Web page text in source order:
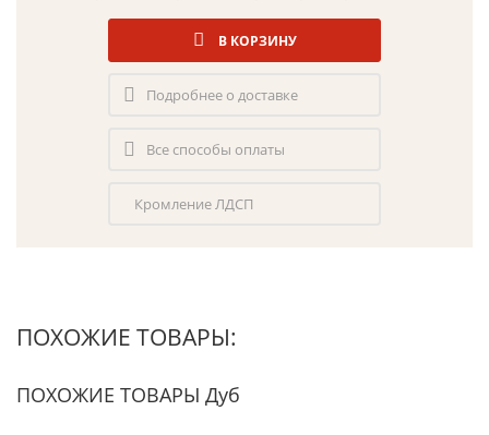
В КОРЗИНУ
Подробнее о доставке
Все способы оплаты
Кромление ЛДСП
ПОХОЖИЕ ТОВАРЫ:
ПОХОЖИЕ ТОВАРЫ Дуб